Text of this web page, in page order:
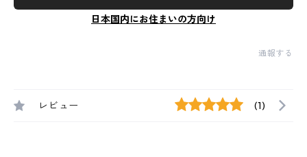
日本国内にお住まいの方向け
通報する
レビュー (1)